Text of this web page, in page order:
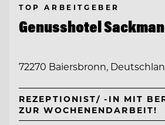
TOP ARBEITGEBER
Genusshotel
72270 Baiersbronn,
REZEPTIONIST/ -IN MIT
ZUR WOCHENENDARBEIT!